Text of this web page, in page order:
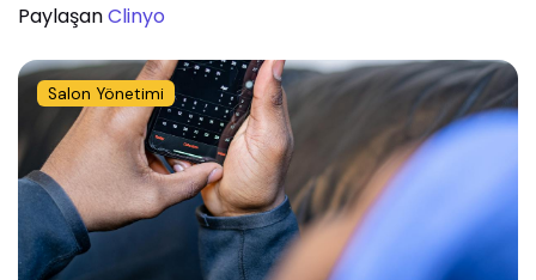
PaylaşanClinyo
Salon Yönetimi